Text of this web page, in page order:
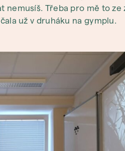
Třeba pro mě to ze
už v druháku na gymplu.